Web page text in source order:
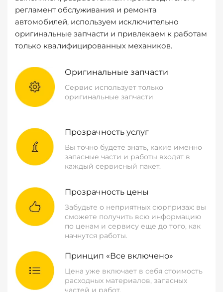
регламент обслуживания и ремонта
автомобилей, используем исключительно
оригинальные запчасти и привлекаем к работам
только квалифицированных механиков.
Оригинальные запчасти
Сервис использует только
оригинальные запчасти
Прозрачность услуг
Вы точно будете знать, какие именно
запасные части и работы входят в
каждый сервисный пакет.
Прозрачность цены
Забудьте о неприятных сюрпризах: вы
сможете получить всю информацию
по ценам и сервису еще до того, как
начнутся работы.
Принцип «Все включено»
Цена уже включает в себя стоимость
расходных материалов, запасных
частей и работ.